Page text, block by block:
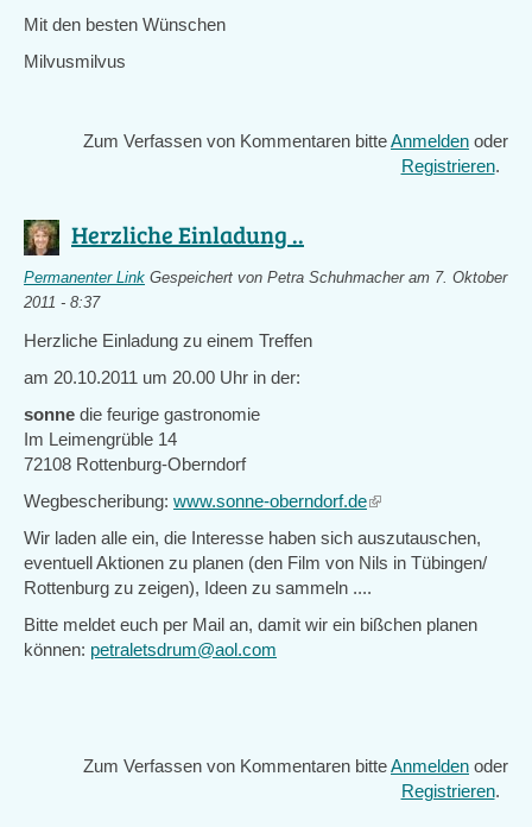
Mit den besten Wünschen
Milvusmilvus
Zum Verfassen von Kommentaren bitteAnmelden oder
Registrieren.
Herzliche Einladung ..
Permanenter Link Gespeichert von Petra Schuhmacheram 7. Oktober
2011 - 8:37
Herzliche Einladung zu einem Treffen
am 20.10.2011 um 20.00 Uhr in der:
sonne die feurige gastronomie
Im Leimengrüble 14
72108 Rottenburg-Oberndorf
Wegbescheribung: www.sonne-oberndorf.de(link
external)
Wir laden alle ein, die Interesse haben sich auszutauschen,
eventuell Aktionen zu planen (den Film von Nils in Tübingen/
Rottenburg zu zeigen), Ideen zu sammeln ....
Bitte meldet euch per Mail an, damit wir ein bißchen planen
können: petraletsdrum@aol.com
Zum Verfassen von Kommentaren bitteAnmelden oder
Registrieren.